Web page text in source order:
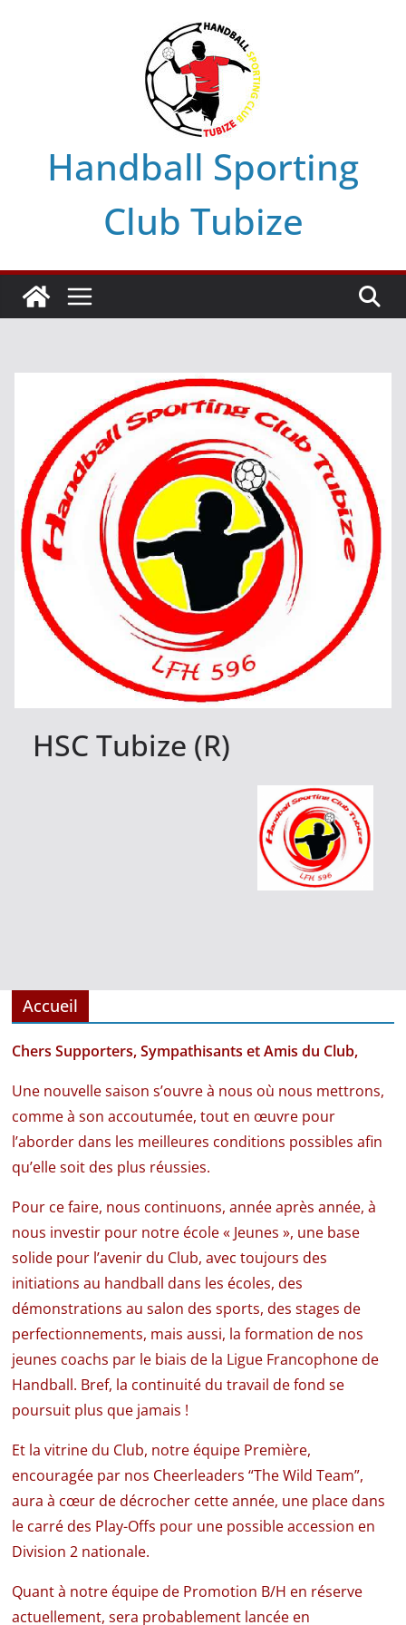
Handball Sporting
Club Tubize
HSC Tubize (R)
Accueil
Chers Supporters, Sympathisants et Amis du Club,
Une nouvelle saison s’ouvre à nous où nous mettrons,
comme à son accoutumée, tout en œuvre pour
l’aborder dans les meilleures conditions possibles afin
qu’elle soit des plus réussies.
Pour ce faire, nous continuons, année après année, à
nous investir pour notre école « Jeunes », une base
solide pour l’avenir du Club, avec toujours des
initiations au handball dans les écoles, des
démonstrations au salon des sports, des stages de
perfectionnements, mais aussi, la formation de nos
jeunes coachs par le biais de la Ligue Francophone de
Handball. Bref, la continuité du travail de fond se
poursuit plus que jamais !
Et la vitrine du Club, notre équipe Première,
encouragée par nos Cheerleaders “The Wild Team”,
aura à cœur de décrocher cette année, une place dans
le carré des Play-Offs pour une possible accession en
Division 2 nationale.
Quant à notre équipe de Promotion B/H en réserve
actuellement, sera probablement lancée en